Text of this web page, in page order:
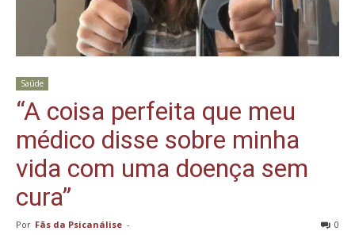
Saúde
“A coisa perfeita que meu
médico disse sobre minha
vida com uma doença sem
cura”
Por Fãs da Psicanálise - 0